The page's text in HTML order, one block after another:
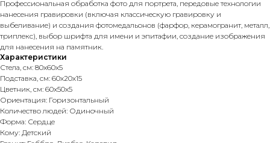
Профессиональная обработка фото для портрета, передовые технологии
нанесения гравировки (включая классическую гравировку и
выбеливание) и создания фотомедальонов (фарфор, керамогранит, металл,
триплекс), выбор шрифта для имени и эпитафии, создание изображения
для нанесения на памятник.
Характеристики
Стела, см: 80х60х5
Подставка, см: 60х20х15
Цветник, см: 60х50х5
Ориентация: Горизонтальный
Количество людей: Одиночный
Форма: Сердце
Кому: Детский